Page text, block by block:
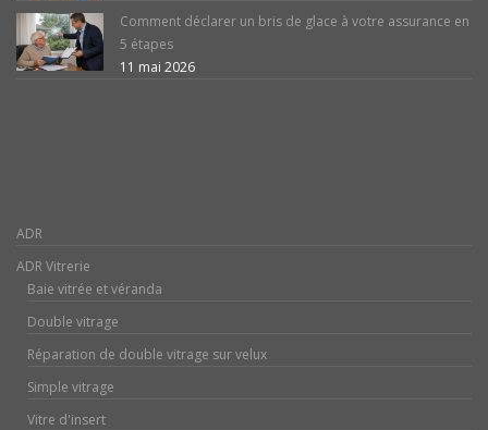
Comment déclarer un bris de glace à votre assurance en
5 étapes
11 mai 2026
ADR
ADR Vitrerie
Baie vitrée et véranda
Double vitrage
Réparation de double vitrage sur velux
Simple vitrage
Vitre d'insert